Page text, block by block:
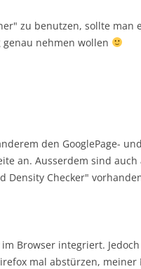
zu benutzen, sollte man
nehmen wollen
den GooglePage-
an. Ausserdem sind auch
Density Checker"
im Browser integriert.
mal abstürzen, meiner